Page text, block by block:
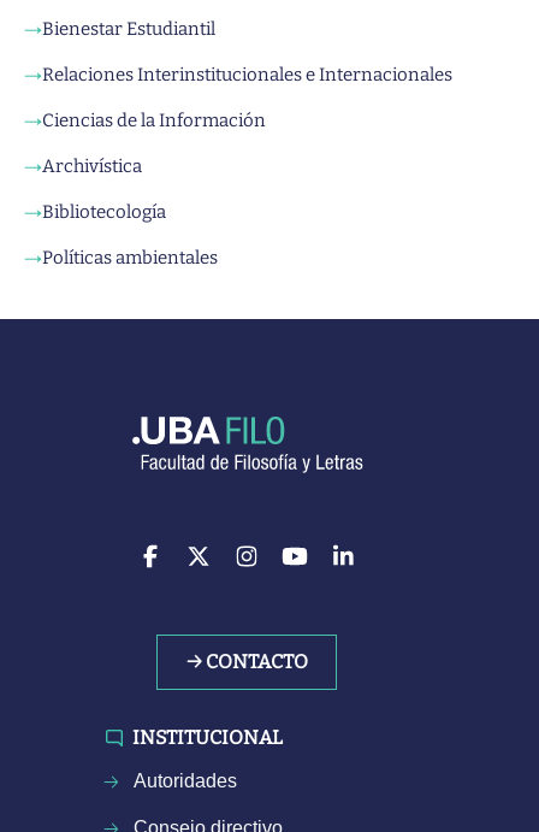
→Bienestar Estudiantil
→Relaciones Interinstitucionales e Internacionales
→Ciencias de la Información
→Archivística
→Bibliotecología
→Políticas ambientales
→ CONTACTO
INSTITUCIONAL
Autoridades